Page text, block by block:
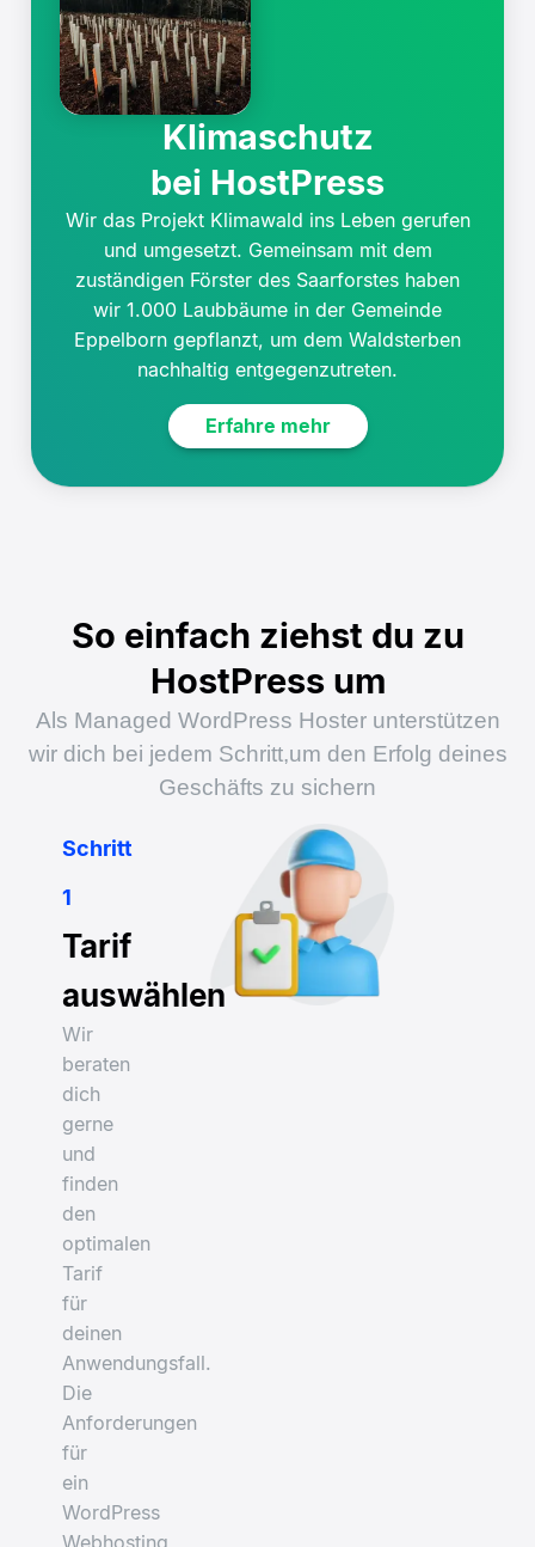
Klimaschutz
bei HostPress
Wir das Projekt Klimawald ins Leben gerufen
und umgesetzt. Gemeinsam mit dem
zuständigen Förster des Saarforstes haben
wir 1.000 Laubbäume in der Gemeinde
Eppelborn gepflanzt, um dem Waldsterben
nachhaltig entgegenzutreten.
Erfahre mehr
So einfach ziehst du zu
HostPress um
Als Managed WordPress Hoster unterstützen
wir dich bei jedem Schritt,um den Erfolg deines
Geschäfts zu sichern
Schritt
1
Tarif
auswählen
Wir
beraten
dich
gerne
und
finden
den
optimalen
Tarif
für
deinen
Anwendungsfall.
Die
Anforderungen
für
ein
WordPress